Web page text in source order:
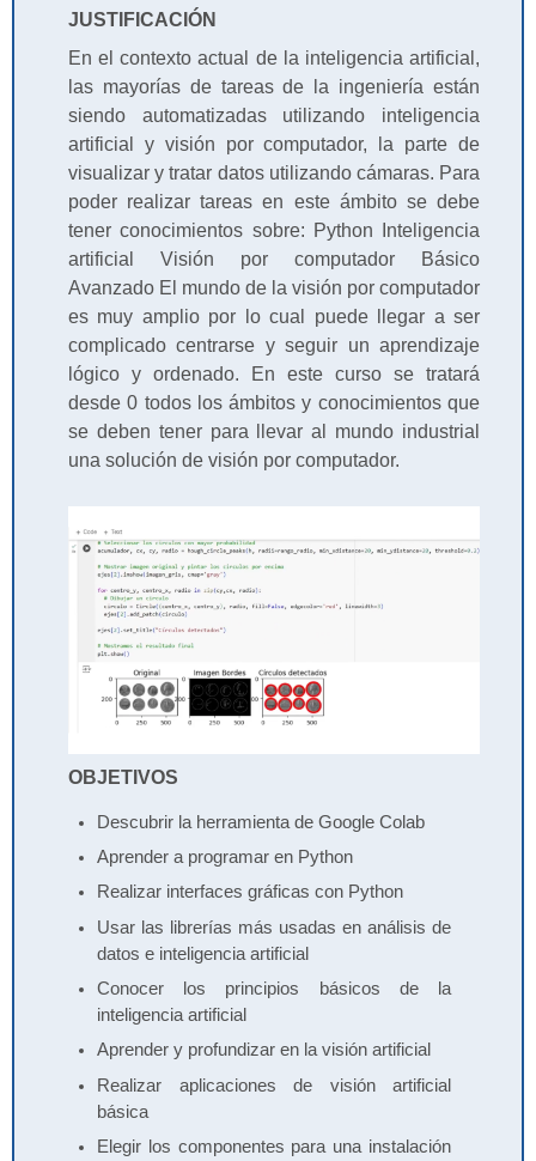
JUSTIFICACIÓN
En el contexto actual de la inteligencia artificial,
las mayorías de tareas de la ingeniería están
siendo automatizadas utilizando inteligencia
artificial y visión por computador, la parte de
visualizar y tratar datos utilizando cámaras. Para
poder realizar tareas en este ámbito se debe
tener conocimientos sobre: Python Inteligencia
artificial Visión por computador Básico
Avanzado El mundo de la visión por computador
es muy amplio por lo cual puede llegar a ser
complicado centrarse y seguir un aprendizaje
lógico y ordenado. En este curso se tratará
desde 0 todos los ámbitos y conocimientos que
se deben tener para llevar al mundo industrial
una solución de visión por computador.
OBJETIVOS
Descubrir la herramienta de Google Colab
Aprender a programar en Python
Realizar interfaces gráficas con Python
Usar las librerías más usadas en análisis de
datos e inteligencia artificial
Conocer los principios básicos de la
inteligencia artificial
Aprender y profundizar en la visión artificial
Realizar aplicaciones de visión artificial
básica
Elegir los componentes para una instalación